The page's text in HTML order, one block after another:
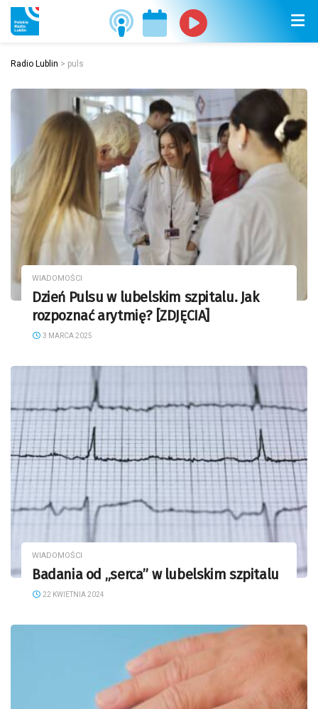
Radio Lublin > puls
WIADOMOŚCI
Dzień Pulsu w lubelskim szpitalu. Jak
rozpoznać arytmię? [ZDJĘCIA]
3 MARCA 2025
WIADOMOŚCI
Badania od „serca” w lubelskim szpitalu
22 KWIETNIA 2024